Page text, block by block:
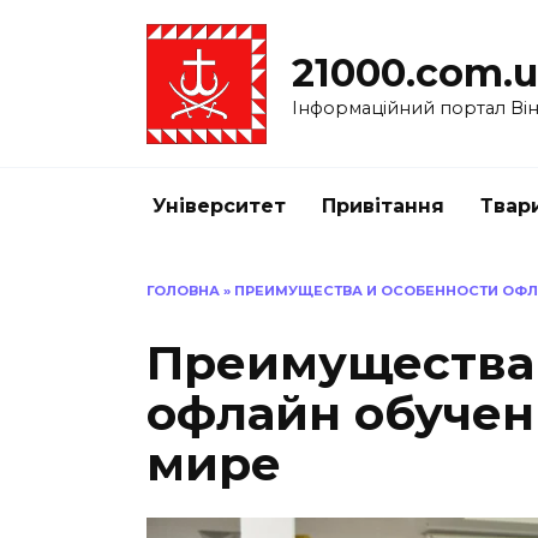
Інформаційний портал
Університет Привітання
ГОЛОВНА » ПРЕИМУЩЕСТВА И ОСОБЕННОСТИ
офлайн
мире